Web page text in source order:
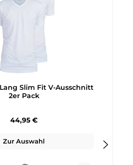
Slim Fit V-Ausschnitt
2er Pack
Regulärer Preis:
44,95 €
Zur Auswahl